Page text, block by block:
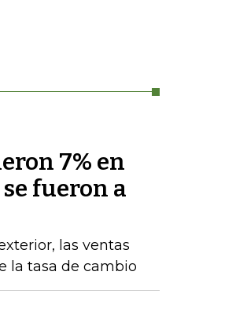
7% en
fueron a
las ventas
la tasa de cambio